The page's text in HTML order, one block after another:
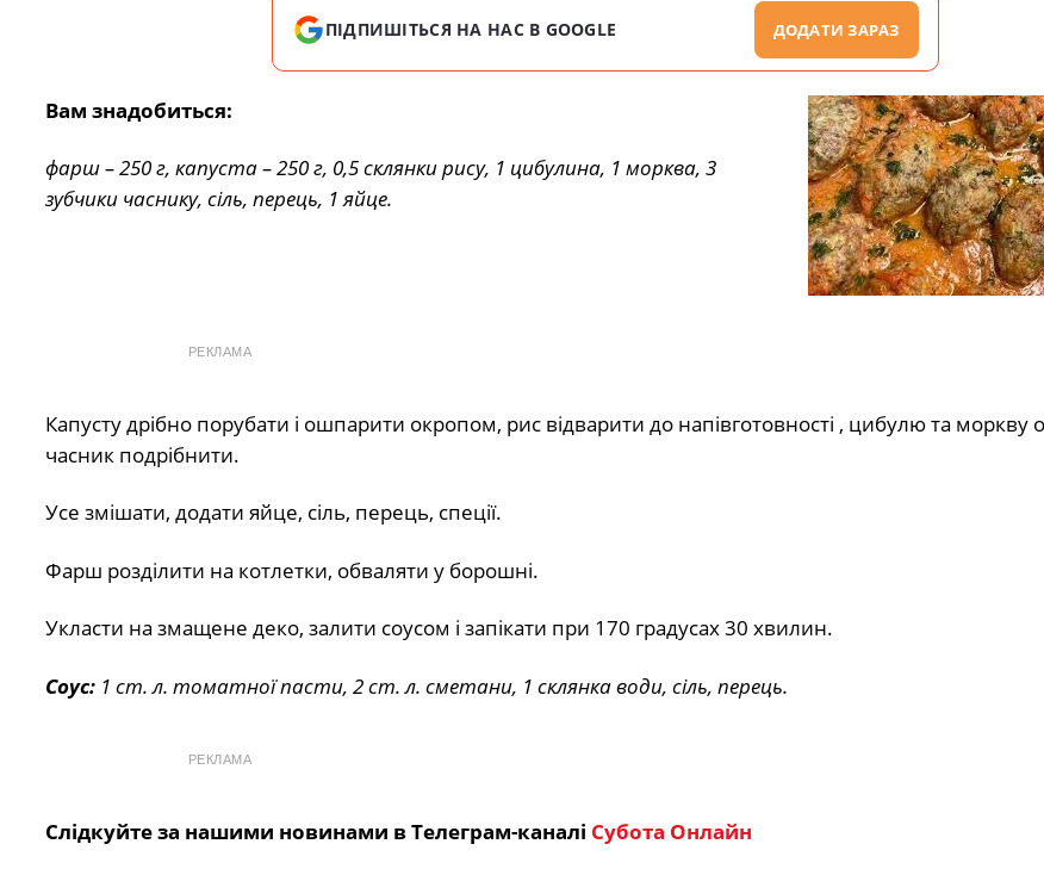
ПІДПИШІТЬСЯ НА НАС В GOOGLE ДОДАТИ ЗАРАЗ
Вам знадобиться:
фарш – 250 г, капуста – 250 г, 0,5 склянки рису, 1 цибулина, 1 морква, 3
зубчики часнику, сіль, перець, 1 яйце.
РЕКЛАМА
Капусту дрібно порубати і ошпарити окропом, рис відварити до напівготовності , цибулю та моркву
часник подрібнити.
Усе змішати, додати яйце, сіль, перець, спеції.
Фарш розділити на котлетки, обваляти у борошні.
Укласти на змащене деко, залити соусом і запікати при 170 градусах 30 хвилин.
Соус: 1 ст. л. томатної пасти, 2 ст. л. сметани, 1 склянка води, сіль, перець.
РЕКЛАМА
Слідкуйте за нашими новинами в Телеграм-каналі Субота Онлайн